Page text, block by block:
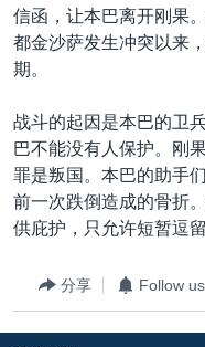
导
转
到
最新国际新闻
印太
欧洲
非洲
美洲
分类新闻
经济·金融·贸易
科教·文娱·体健
军事
劳工
美中关系
白宫要闻
国会报道
美中关系
埃博拉疫情
美国之音专访
VOA视频
VOA今日焦点
中文广播
信函，让本巴离开刚果
都金沙萨发生冲突以来
期。
战斗的起因是本巴的卫
巴不能没有人保护。刚
罪是叛国。本巴的助手
前一次跌倒造成的骨折
供庇护，只允许短暂逗留
分享 Follow us